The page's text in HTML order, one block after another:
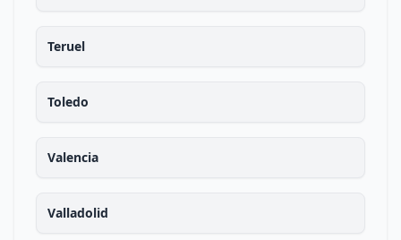
Teruel
Toledo
Valencia
Valladolid